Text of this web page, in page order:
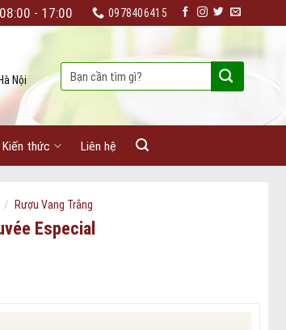
08:00 - 17:00 0978406415
Nội
Tìm
kiếm:
Kiến thức Liên hệ
/ Rượu Vang Trắng
Especial